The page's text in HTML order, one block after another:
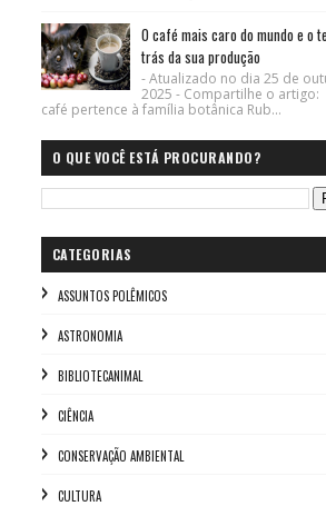
O café mais caro do mundo e o
trás da sua produção
- Atualizado no dia 25 de
2025 - Compartilhe o
café pertence à família botânica Rub...
O QUE VOCÊ ESTÁ PROCURANDO?
CATEGORIAS
ASSUNTOS POLÊMICOS
ASTRONOMIA
BIBLIOTECANIMAL
CIÊNCIA
CONSERVAÇÃO AMBIENTAL
CULTURA